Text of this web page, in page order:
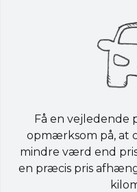
Få en vejledende
opmærksom på, at
mindre værd end
en præcis pris